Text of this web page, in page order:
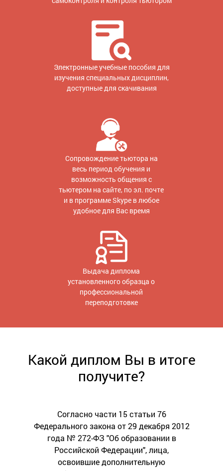
Электронные учебные пособия для
изучения специальных дисциплин,
доступные для скачивания
Сопровождение тьютора на
весь период обучения и
возможность общения с
тьютером на сайте, по эл. почте
и в программе Skype в любое
удобное для Вас время
Выдача диплома
установленного образца о
профессиональной
переподготовке
Какой диплом Вы в итоге
получите?
Согласно части 15 статьи 76
Федерального закона от 29 декабря 2012
года № 272-ФЗ "Об образовании в
Российской Федерации", лица,
освоившие дополнительную